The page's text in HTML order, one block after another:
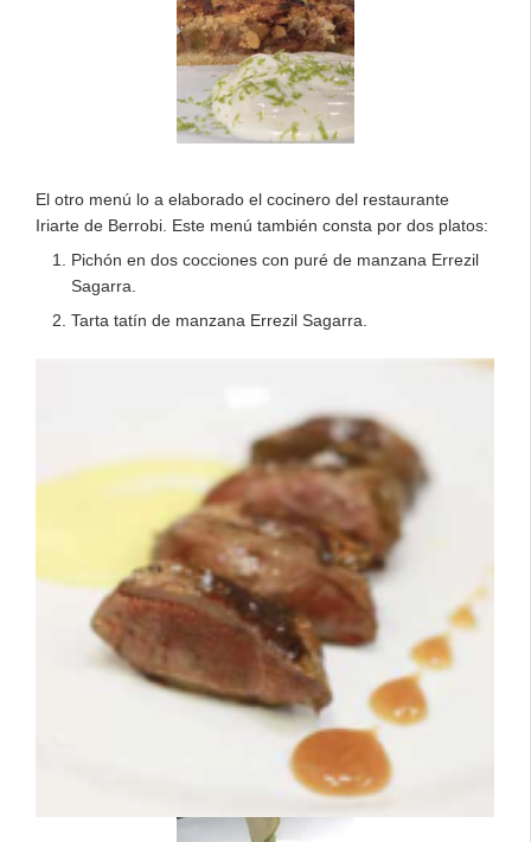
El otro menú lo a elaborado el cocinero del restaurante
Iriarte de Berrobi. Este menú también consta por dos platos:
Pichón en dos cocciones con puré de manzana Errezil
Sagarra.
Tarta tatín de manzana Errezil Sagarra.